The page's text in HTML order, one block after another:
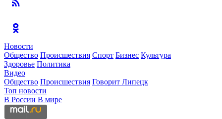
Новости
Общество Происшествия Спорт Бизнес Культура
Здоровье Политика
Видео
Общество Происшествия Говорит Липецк
Топ новости
В России В мире